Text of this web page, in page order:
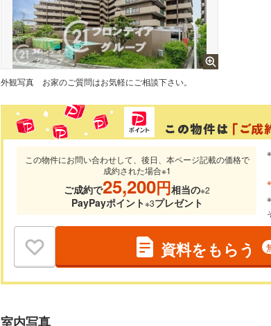
外観写真 お家のご質問はお気軽にご相談下さい。
この物件にお問い合わせして、後日、本ページ記載の価格で
成約された場合※1
ご成約で25,200円相当の※2
PayPayポイント※3プレゼント
資料をもらう
室内写真